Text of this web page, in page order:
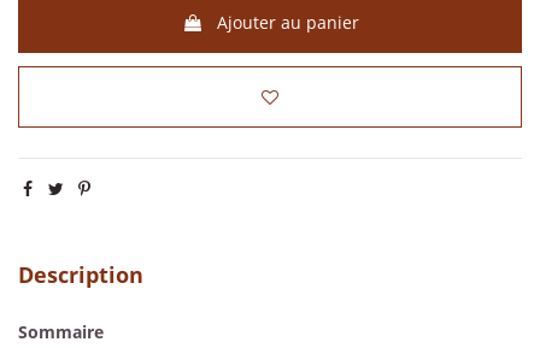
Ajouter au panier
Description
Sommaire